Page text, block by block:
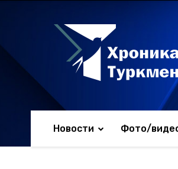
Новости Фото/